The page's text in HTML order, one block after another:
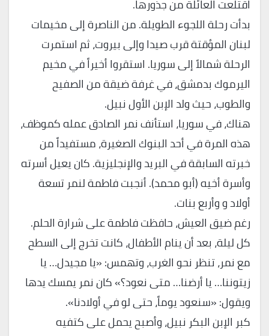
اقتلعت العائلة من جذورها.
بدأت رحلة اللجوء الطويلة. من الناصرة إلى مخيمات
لبنان المؤقتة قرب صيدا وإلى بيروت، ثم استمرت
الرحلة شمالاً إلى سوريا. استقروا أخيراً في مخيم
اليرموك بدمشق، في غرفة ضيقة من الصفيح
والطوب، حيث ولد الإبن الأول نبيل.
هناك، في سوريا، استأنف نمر الصادق عمله كموظف،
هذه المرة في أحد البنوك الصغيرة، مستفيداً من
خبرته السابقة في البريد والإنجليزية. كان يعيل أسرته
وأسرة أخيه (أبو محمد). أنجبت فاطمة لنمر تسعة
أولاد و وأربع بنات.
رغم ضيق العيش، حافظت فاطمة على شرارة الحلم.
كل ليلة، بعد أن ينام الأطفال، كانت تخرج إلى السطح
مع نمر، تنظر نحو الغرب، وتهمس: «يا مجيدل… يا
زيتوننا… يا أرضنا… متى نعود؟» كان نمر يمسك يدها
ويقول: «سنعود يوماً، حتى لو في أولادنا».
كبر الإبن البكر نبيل، وأصبح يحمل على كتفيه